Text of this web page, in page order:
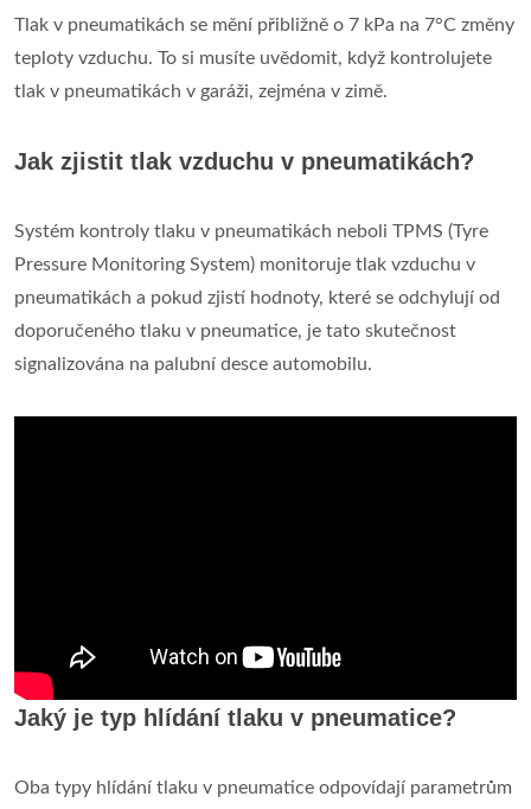
Tlak v pneumatikách se mění přibližně o 7 kPa na 7°C změny
teploty vzduchu. To si musíte uvědomit, když kontrolujete
tlak v pneumatikách v garáži, zejména v zimě.
Jak zjistit tlak vzduchu v pneumatikách?
Systém kontroly tlaku v pneumatikách neboli TPMS (Tyre
Pressure Monitoring System) monitoruje tlak vzduchu v
pneumatikách a pokud zjistí hodnoty, které se odchylují od
doporučeného tlaku v pneumatice, je tato skutečnost
signalizována na palubní desce automobilu.
Jaký je typ hlídání tlaku v pneumatice?
Oba typy hlídání tlaku v pneumatice odpovídají parametrům